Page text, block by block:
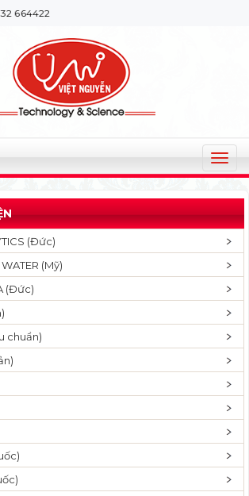
T
o
g
l
v
a
t
n
(Đức)
(Mỹ)
(Đức)
chuẩn)